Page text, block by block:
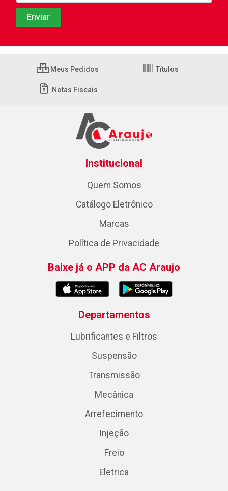
Meus Pedidos Títulos
Notas Fiscais
Institucional
Quem Somos
Catálogo Eletrônico
Marcas
Política de Privacidade
Baixe já o APP da AC Araujo
Departamentos
Lubrificantes e Filtros
Suspensão
Transmissão
Mecânica
Arrefecimento
Injeção
Freio
Eletrica